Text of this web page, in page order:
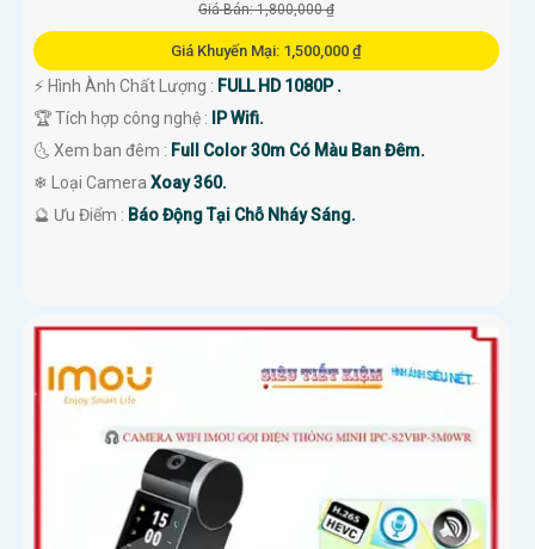
Giá Bán: 1,800,000 ₫
Giá Khuyến Mại: 1,500,000 ₫
️⚡ Hình Ành Chất Lượng : FULL HD 1080P .
🏆 Tích hợp công nghệ :
IP Wifi.
🌜 Xem ban đêm : Full Color 30m Có Màu Ban Đêm.
❄ Loại Camera Xoay 360.
️🔮 Ưu Điểm : Báo Động Tại Chỗ Nháy Sáng.